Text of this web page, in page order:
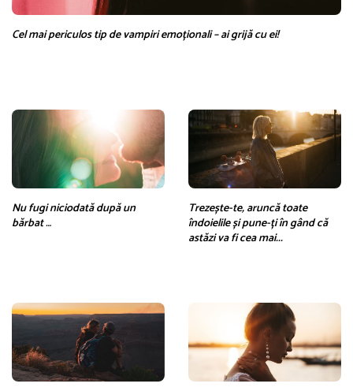
Cel mai periculos tip de vampiri emoționali – ai grijă cu ei!
Nu fugi niciodată după un
bărbat …
Trezește-te, aruncă toate
îndoielile și pune-ți în gând că
astăzi va fi cea mai...